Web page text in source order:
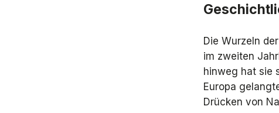
Die Wurzeln
im zweiten
hinweg hat sie
Europa
Drücken von